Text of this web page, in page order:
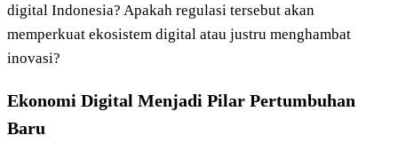
digital Indonesia? Apakah regulasi tersebut akan
memperkuat ekosistem digital atau justru menghambat
inovasi?
Ekonomi Digital Menjadi Pilar Pertumbuhan
Baru